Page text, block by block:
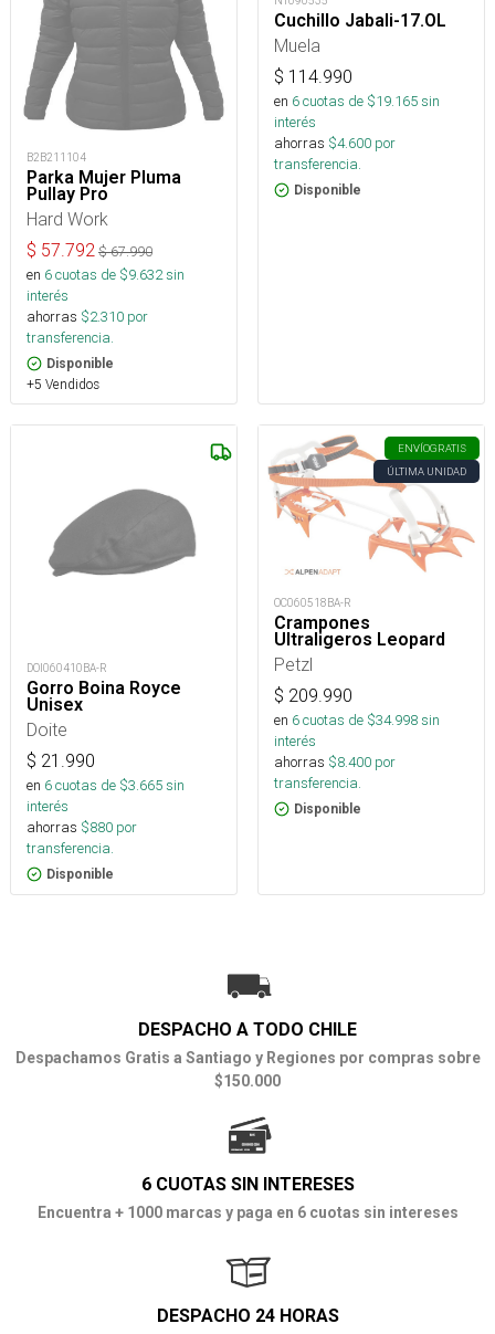
B2B211104
Parka Mujer Pluma
Pullay Pro
Hard Work
$ 57.792 $67.990
en 6cuotas de $9.632sin
interés
ahorras $2.310 por
transferencia.
Disponible
+5 Vendidos
Cuchillo Jabali-17.OL
Muela
$ 114.990
en 6cuotas de $19.165sin
interés
ahorras $4.600 por
transferencia.
Disponible
DOI060410BA-R
Gorro Boina Royce
Unisex
Doite
$ 21.990
en 6cuotas de $3.665sin
interés
ahorras $880 por
transferencia.
Disponible
ENVÍOGRATIS
ÚLTIMA UNIDAD
OC060518BA-R
Crampones
Ultraligeros Leopard
Petzl
$ 209.990
en 6cuotas de $34.998sin
interés
ahorras $8.400 por
transferencia.
Disponible
DESPACHO A TODO CHILE
Despachamos Gratis a Santiago y Regiones por compras sobre
$150.000
6 CUOTAS SIN INTERESES
Encuentra + 1000 marcas y paga en 6 cuotas sin intereses
DESPACHO 24 HORAS